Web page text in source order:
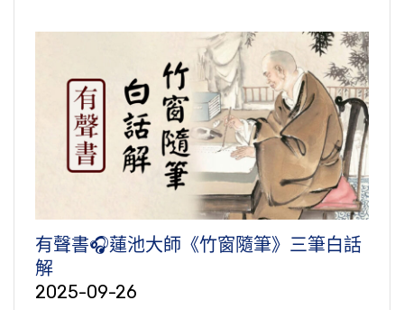
有聲書🎧蓮池大師《竹窗隨筆》三筆白話
解
2025-09-26